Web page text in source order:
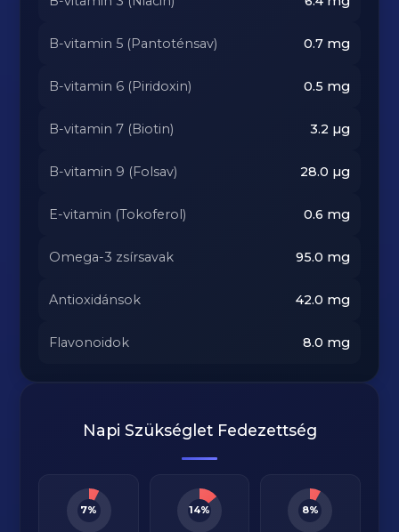
B-vitamin 5 (Pantoténsav) 0.7mg
B-vitamin 6 (Piridoxin) 0.5 mg
B-vitamin 7 (Biotin) 3.2 µg
B-vitamin 9 (Folsav) 28.0 µg
E-vitamin (Tokoferol) 0.6 mg
Omega-3 zsírsavak 95.0 mg
Antioxidánsok 42.0 mg
Flavonoidok 8.0 mg
Napi Szükséglet Fedezettség
7% 14% 8%